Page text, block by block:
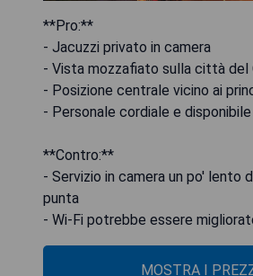
**Pro:**
- Jacuzzi privato in camera
- Vista mozzafiato sulla città del
- Posizione centrale vicino ai
- Personale cordiale e disponibile
**Contro:**
- Servizio in camera un po' lento
punta
- Wi-Fi potrebbe essere
MOSTRA I